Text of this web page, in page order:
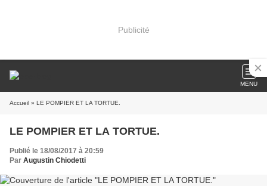
Publicité
MENU
Accueil » LE POMPIER ET LA TORTUE.
LE POMPIER ET LA TORTUE.
Publié le 18/08/2017 à 20:59
Par Augustin Chiodetti